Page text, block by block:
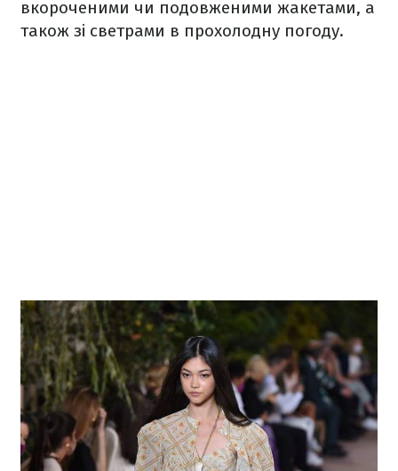
вкороченими чи подовженими жакетами, а
також зі светрами в прохолодну погоду.